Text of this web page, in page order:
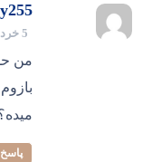
5 خرداد 1404
پاسخ